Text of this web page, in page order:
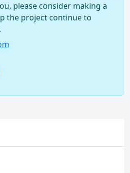
please consider making a
the project continue to